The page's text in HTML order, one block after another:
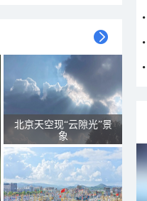
北京天空现“云隙光”景
象